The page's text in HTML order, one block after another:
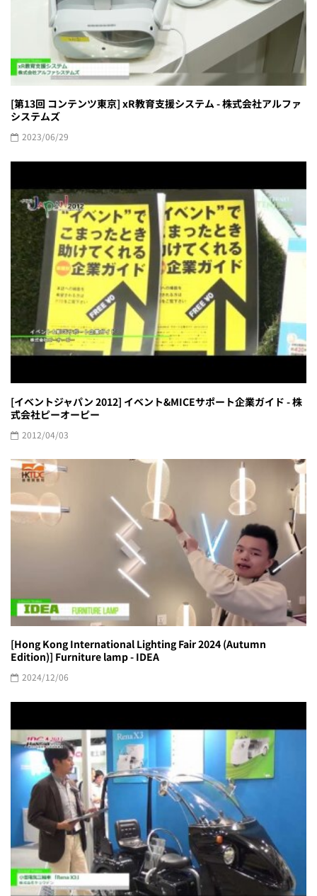
[第13回 コンテンツ東京] xR教育支援システム - 株式会社アルファ
システムズ
2023/06/29
[イベントジャパン 2012] イベント&MICEサポート企業ガイド - 株
式会社ピーオーピー
2012/04/03
[Hong Kong International Lighting Fair 2024 (Autumn
Edition)] Furniture lamp - IDEA
2024/12/06